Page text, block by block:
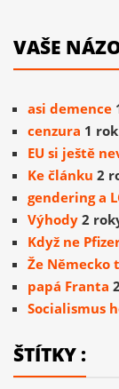
VAŠE
asi demence
cenzura 1
EU si ještě
Ke článku 2
gendering a
Výhody 2
Když ne
Že Německo
papá Franta
Socialismus
ŠTÍTKY :